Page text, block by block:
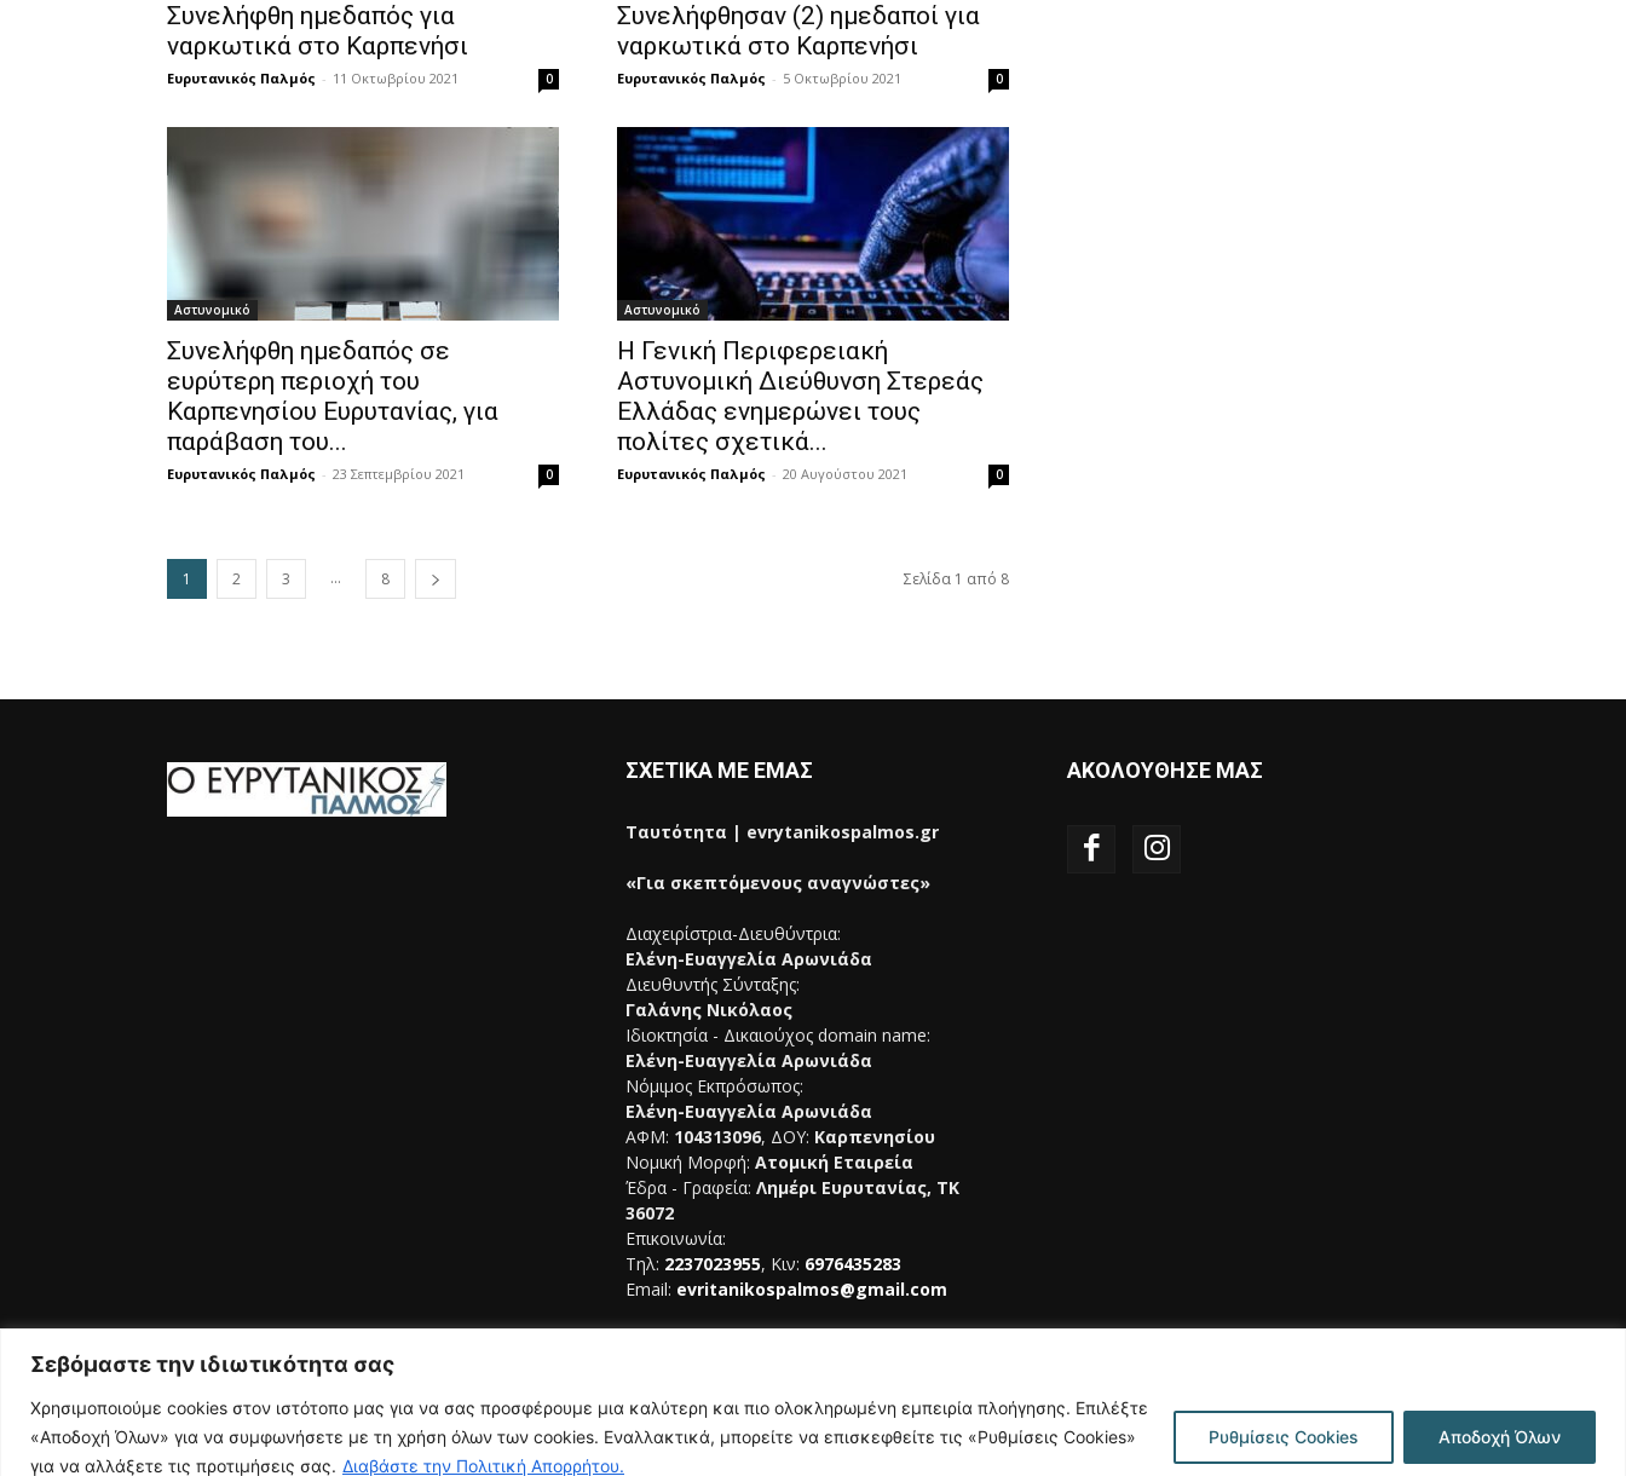
Σεβόμαστε την ιδιωτικότητα σας
Χρησιμοποιούμε cookies στον ιστότοπο μας για να σας προσφέρουμε μια καλύτερη και πιο ολοκληρωμένη εμπειρία πλοήγησης. Επιλέξτε
«Αποδοχή Όλων» για να συμφωνήσετε με τη χρήση όλων των cookies. Εναλλακτικά, μπορείτε να επισκεφθείτε τις «Ρυθμίσεις Cookies»
για να αλλάξετε τις προτιμήσεις σας. Διαβάστε την Πολιτική Απορρήτου.
Ρυθμίσεις Cookies Αποδοχή Όλων
Συνελήφθη ημεδαπός για
ναρκωτικά στο Καρπενήσι
Ευρυτανικός Παλμός - 11 Οκτωβρίου 2021 0
Συνελήφθησαν (2) ημεδαποί για
ναρκωτικά στο Καρπενήσι
Ευρυτανικός Παλμός - 5 Οκτωβρίου 2021 0
Αστυνομικό
Συνελήφθη ημεδαπός σε
ευρύτερη περιοχή του
Καρπενησίου Ευρυτανίας, για
παράβαση του...
Ευρυτανικός Παλμός - 23 Σεπτεμβρίου 2021 0
Αστυνομικό
Η Γενική Περιφερειακή
Αστυνομική Διεύθυνση Στερεάς
Ελλάδας ενημερώνει τους
πολίτες σχετικά...
Ευρυτανικός Παλμός - 20 Αυγούστου 2021 0
1 2 3 ... 8 Σελίδα 1 από 8
ΣΧΕΤΙΚΑ ΜΕ ΕΜΑΣ
Ταυτότητα | evrytanikospalmos.gr
«Για σκεπτόμενους αναγνώστες»
Διαχειρίστρια-Διευθύντρια:
Ελένη-Ευαγγελία Αρωνιάδα
Διευθυντής Σύνταξης:
Γαλάνης Νικόλαος
Ιδιοκτησία - Δικαιούχος domain name:
Ελένη-Ευαγγελία Αρωνιάδα
Νόμιμος Εκπρόσωπος:
Ελένη-Ευαγγελία Αρωνιάδα
ΑΦΜ: 104313096, ΔΟΥ: Καρπενησίου
Νομική Μορφή: Ατομική Εταιρεία
Έδρα - Γραφεία: Λημέρι Ευρυτανίας, ΤΚ
36072
Επικοινωνία:
Τηλ: 2237023955, Κιν: 6976435283
Email: evritanikospalmos@gmail.com
ΑΚΟΛΟΥΘΗΣΕ ΜΑΣ